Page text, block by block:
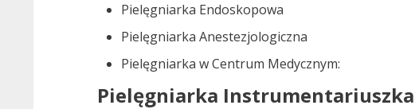
Pielęgniarka Endoskopowa
Pielęgniarka Anestezjologiczna
Pielęgniarka w Centrum Medycznym:
Pielęgniarka